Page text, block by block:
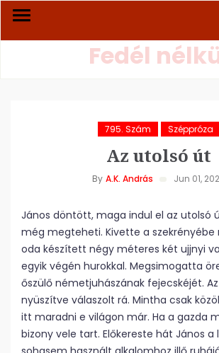
Fedél
795. Szám Széppróza
Az utolsó út
By A.K. András Jun 01,
János döntött, maga indul el az utolsó
még megteheti. Kivette a szekrényébe
oda készített négy méteres két ujjnyi
egyik végén hurokkal. Megsimogatta
őszülő németjuhászának fejecskéjét.
nyüszítve válaszolt rá. Mintha csak
itt maradni e világon már. Ha a gazda
bizony vele tart. Előkereste hát János a